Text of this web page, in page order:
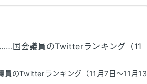
国会議員のTwitterランキング（11
員のTwitterランキング（11月7日～11月13